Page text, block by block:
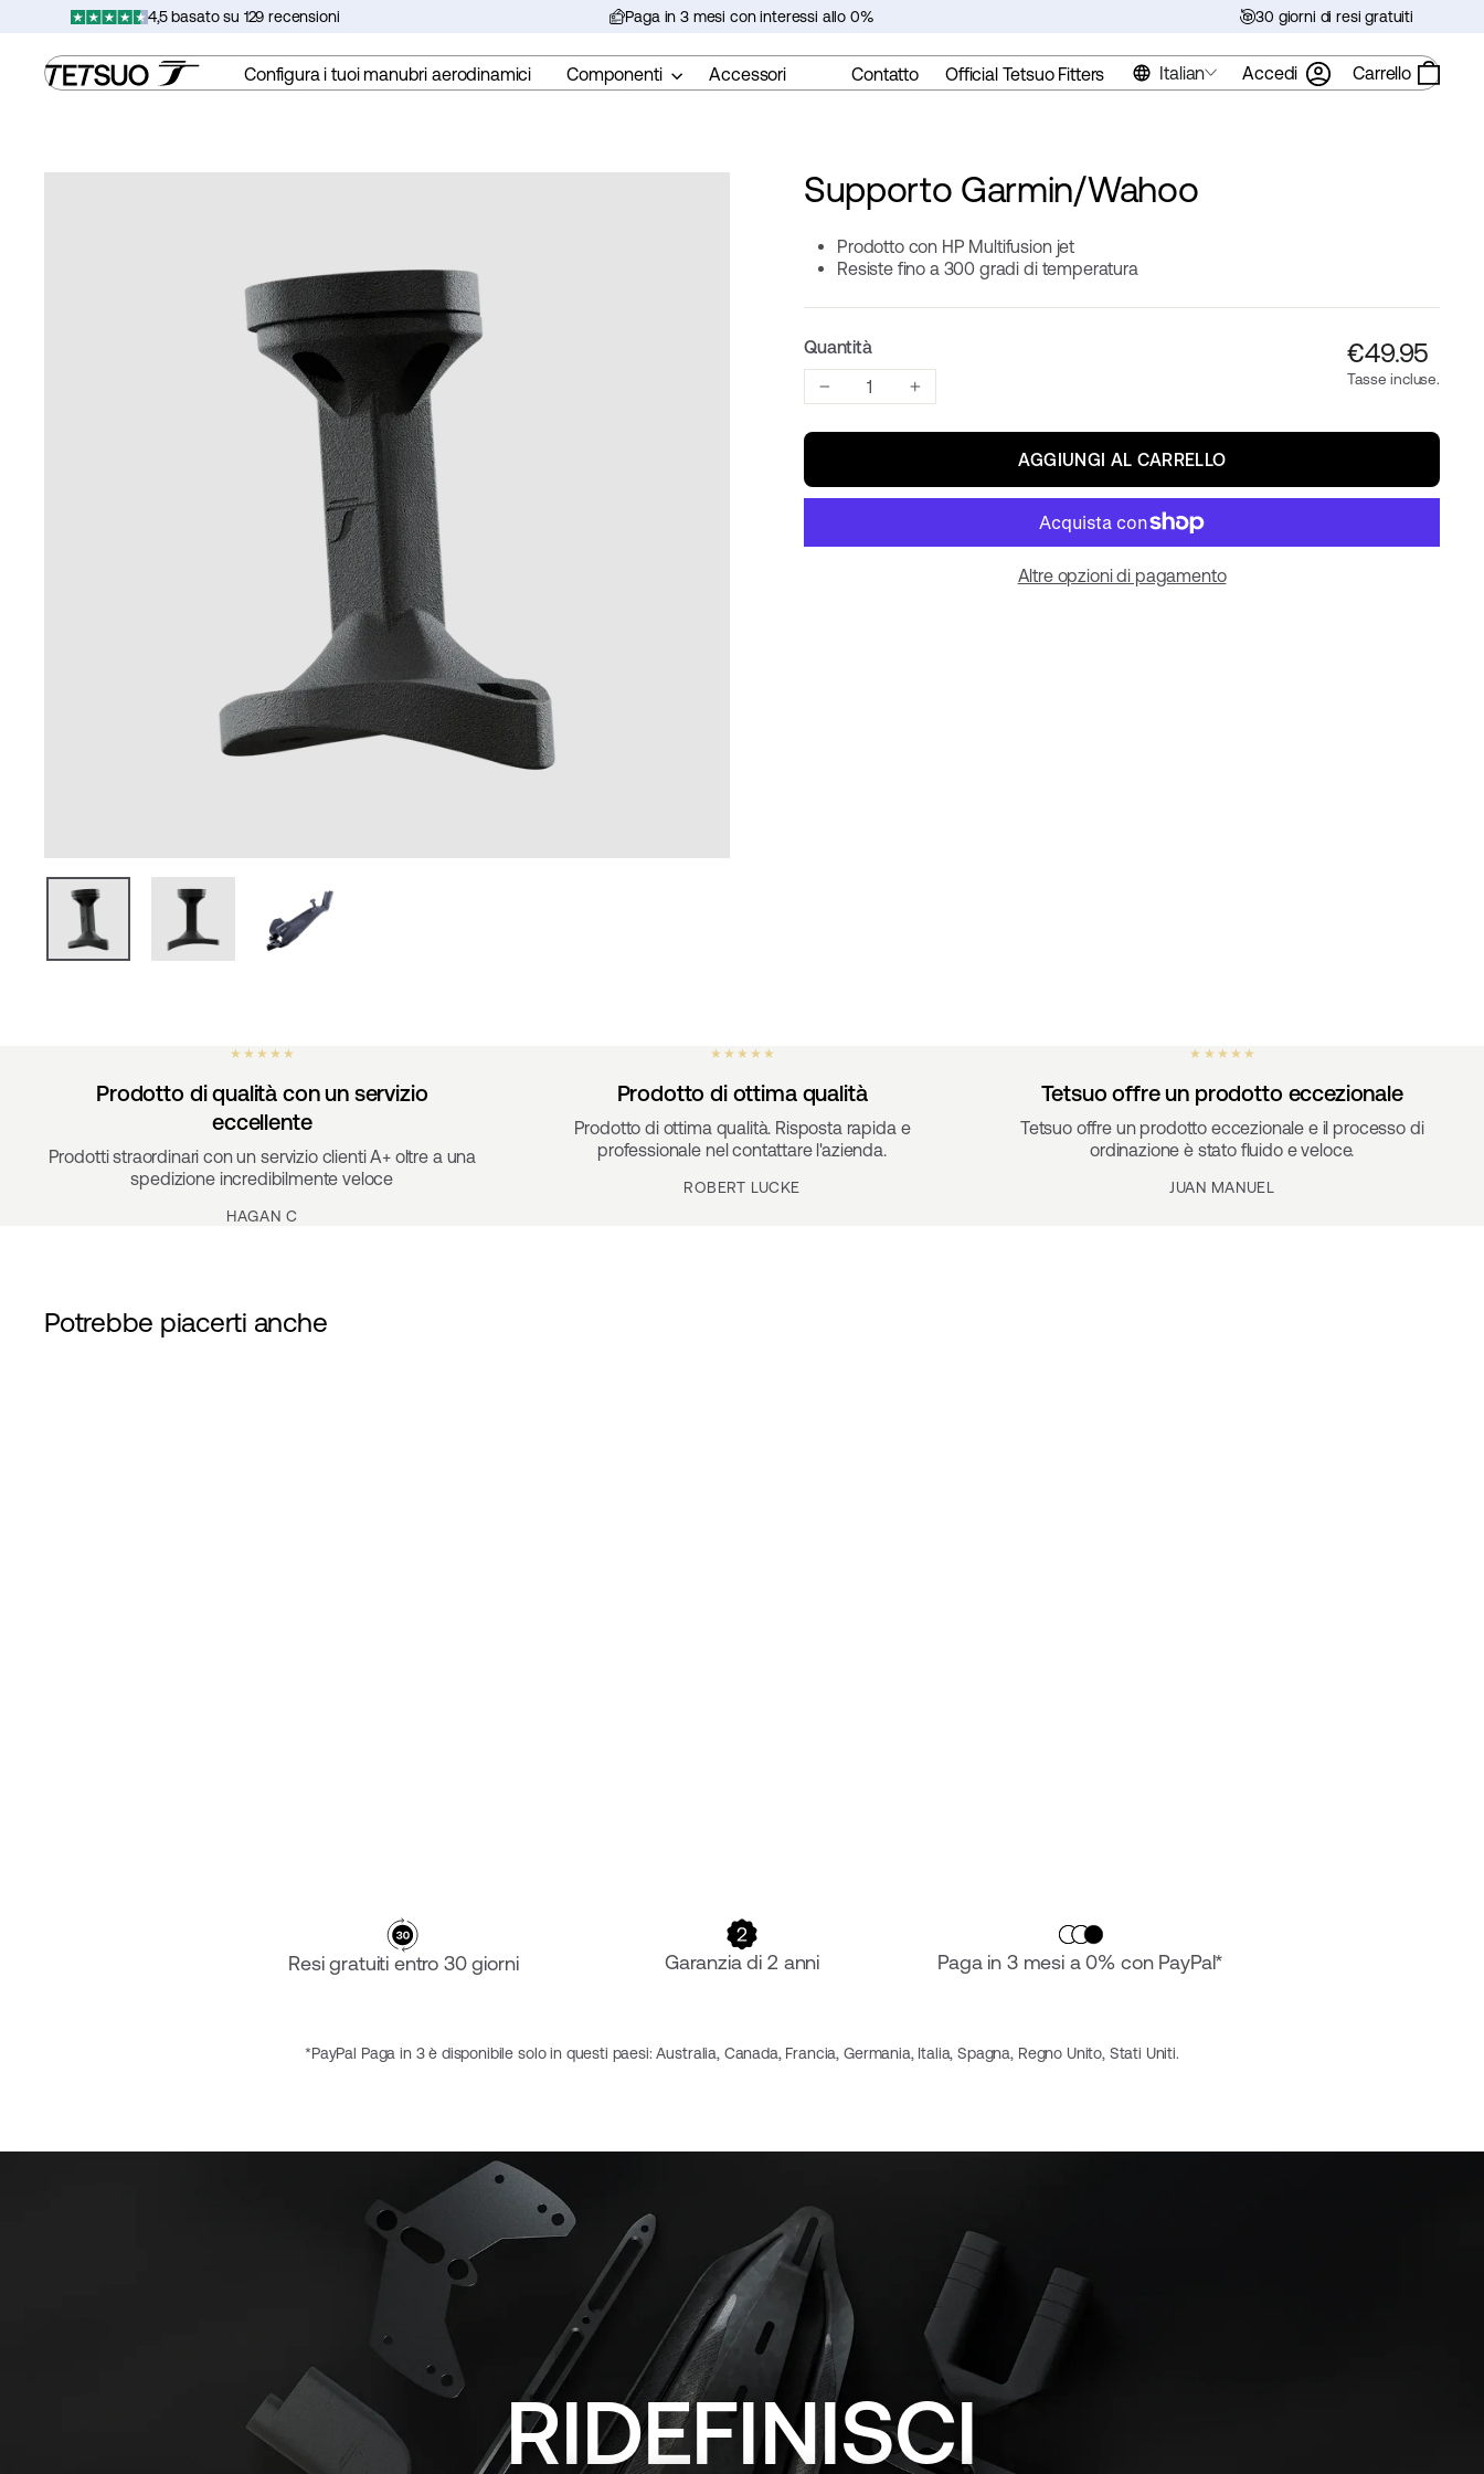
contenuto
in
pausa
4,5 basato su 129 recensioni Paga in 3 mesi con interessi allo 0% 30 giorni di resi gratuiti
Configura i tuoi manubri aerodinamici Componenti Accessori Contatto Official Tetsuo Fitters Italian Accedi Carrello
Supporto Garmin/Wahoo
Prodotto con HP Multifusion jet
Resiste fino a 300 gradi di temperatura
Prezzo
normale
€‎49.95
Tasse incluse.
Quantità
− +
AGGIUNGI AL CARRELLO
Altre opzioni di pagamento
★ ★ ★ ★ ★
Prodotto di qualità con un servizio
eccellente
Prodotti straordinari con un servizio clienti A+ oltre a una
spedizione incredibilmente veloce
HAGAN C
★ ★ ★ ★ ★
Prodotto di ottima qualità
Prodotto di ottima qualità. Risposta rapida e
professionale nel contattare l'azienda.
ROBERT LUCKE
★ ★ ★ ★ ★
Tetsuo offre un prodotto eccezionale
Tetsuo offre un prodotto eccezionale e il processo di
ordinazione è stato fluido e veloce.
JUAN MANUEL
Potrebbe piacerti anche
Resi gratuiti entro 30 giorni Garanzia di 2 anni Paga in 3 mesi a 0% con PayPal*
*PayPal Paga in 3 è disponibile solo in questi paesi: Australia, Canada, Francia, Germania, Italia, Spagna, Regno Unito, Stati Uniti.
RIDEFINISCI